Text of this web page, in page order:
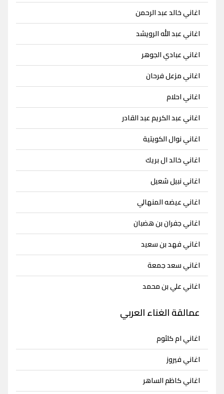
اغاني خالد عبد الرحمن
اغاني عبد الله الرويشد
اغاني عبادي الجوهر
اغاني مزعل فرحان
اغاني احلام
اغاني عبد الكريم عبد القادر
اغاني نوال الكويتية
اغاني خالد ال بريك
اغاني نبيل شعيل
اغاني عيضه المنهالي
اغاني جفران بن هضبان
اغاني فهد بن سعيد
اغاني سعد جمعة
اغاني علي بن محمد
عمالقة الغناء العربي
اغاني ام كلثوم
اغاني فيروز
اغاني كاظم الساهر